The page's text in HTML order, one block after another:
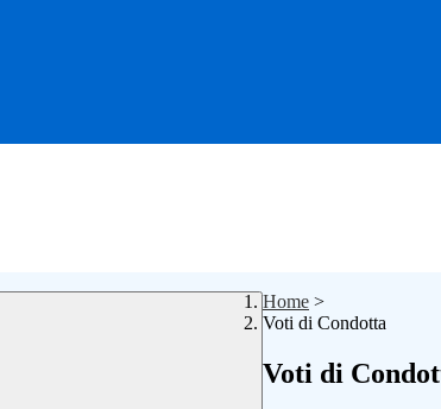
Home >
Voti di Condotta
Voti di